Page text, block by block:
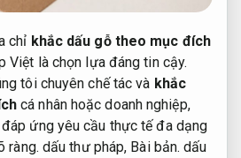
chỉ khắc dấu gỗ theo mục đích
Việt là chọn lựa đáng tin cậy.
tôi chuyên chế tác và khắc
cá nhân hoặc doanh nghiệp,
đáp ứng yêu cầu thực tế đa dạng
ràng. dấu thư pháp, Bài bản. dấu